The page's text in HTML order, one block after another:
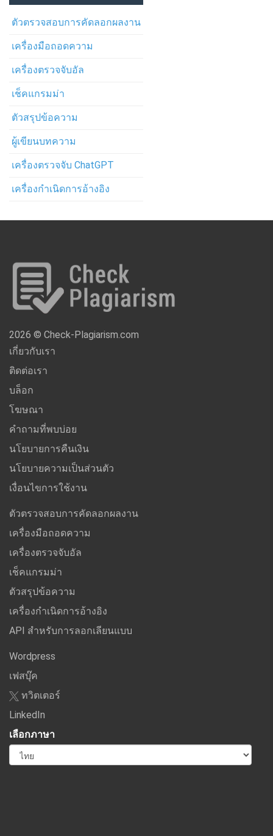
ตัวตรวจสอบการคัดลอกผลงาน
เครื่องมือถอดความ
เครื่องตรวจจับอัล
เช็คแกรมม่า
ตัวสรุปข้อความ
ผู้เขียนบทความ
เครื่องตรวจจับ ChatGPT
เครื่องกำเนิดการอ้างอิง
2026 © Check-Plagiarism.com
เกี่ยวกับเรา
ติดต่อเรา
บล็อก
โฆษณา
คำถามที่พบบ่อย
นโยบายการคืนเงิน
นโยบายความเป็นส่วนตัว
เงื่อนไขการใช้งาน
ตัวตรวจสอบการคัดลอกผลงาน
เครื่องมือถอดความ
เครื่องตรวจจับอัล
เช็คแกรมม่า
ตัวสรุปข้อความ
เครื่องกำเนิดการอ้างอิง
API สำหรับการลอกเลียนแบบ
Wordpress
เฟสบุ๊ค
ทวิตเตอร์
LinkedIn
เลือกภาษา